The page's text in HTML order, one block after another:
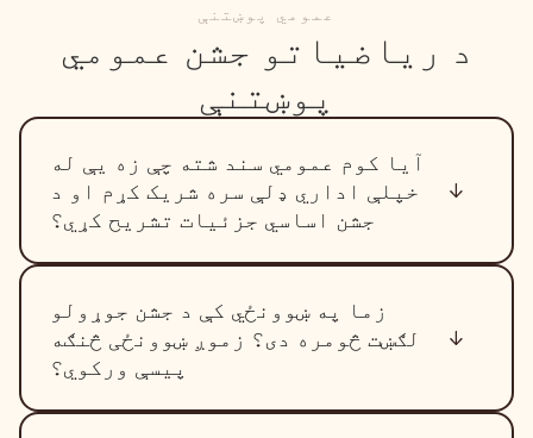
عمومي پوښتنې
د ریاضیاتو جشن عمومي
پوښتنې
آیا کوم عمومي سند شته چې زه یې له
خپلې اداري ډلې سره شریک کړم او د
جشن اساسي جزئیات تشریح کړي؟
زما په ښوونځي کې د جشن جوړولو
لګښت څومره دی؟ زموږ ښوونځی څنګه
پیسې ورکوي؟